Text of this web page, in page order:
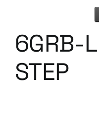
6GRB-
STEP